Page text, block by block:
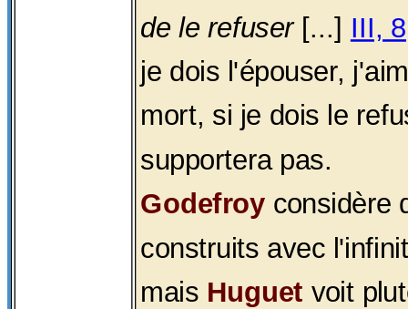
de le refuser[...] III,
je dois l'épouser,
mort, si je dois le
supportera pas.
Godefroyconsidère
construits avec
mais Huguet voit